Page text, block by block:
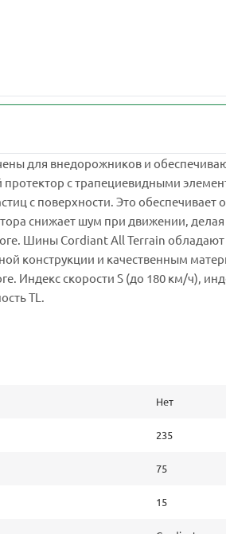
для внедорожников и
с трапециевидными
с поверхности. Это
снижает шум при движении,
Шины Cordiant All Terrain
конструкции и качественным
Индекс скорости S (до 180 км/ч),
TL.
Нет
235
75
15